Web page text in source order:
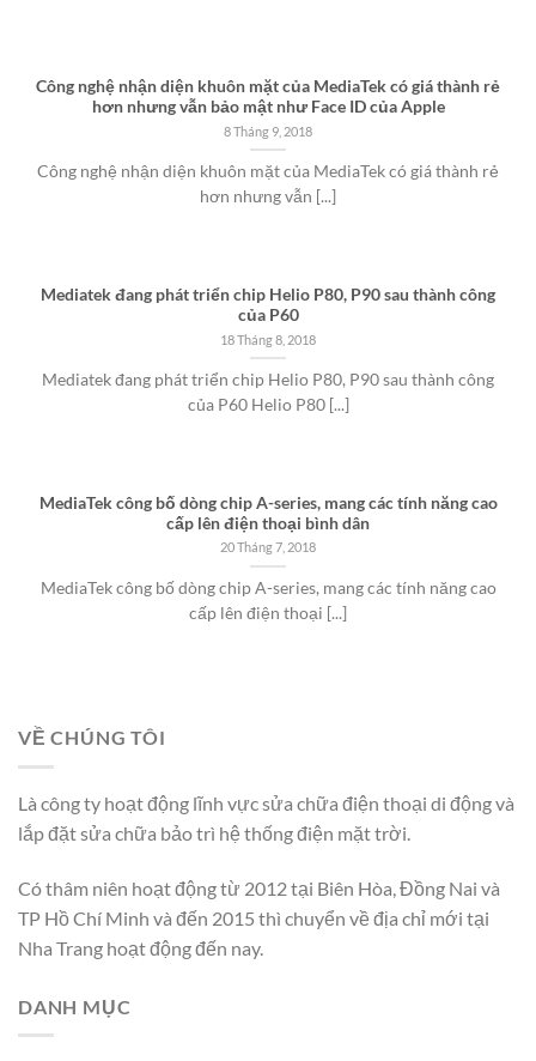
Công nghệ nhận diện khuôn mặt của MediaTek có giá thành rẻ
hơn nhưng vẫn bảo mật như Face ID của Apple
8 Tháng 9, 2018
Công nghệ nhận diện khuôn mặt của MediaTek có giá thành rẻ
hơn nhưng vẫn [...]
Mediatek đang phát triển chip Helio P80, P90 sau thành công
của P60
18 Tháng 8, 2018
Mediatek đang phát triển chip Helio P80, P90 sau thành công
của P60 Helio P80 [...]
MediaTek công bố dòng chip A-series, mang các tính năng cao
cấp lên điện thoại bình dân
20 Tháng 7, 2018
MediaTek công bố dòng chip A-series, mang các tính năng cao
cấp lên điện thoại [...]
VỀ CHÚNG TÔI
Là công ty hoạt động lĩnh vực sửa chữa điện thoại di động và
lắp đặt sửa chữa bảo trì hệ thống điện mặt trời.
Có thâm niên hoạt động từ 2012 tại Biên Hòa, Đồng Nai và
TP Hồ Chí Minh và đến 2015 thì chuyển về địa chỉ mới tại
Nha Trang hoạt động đến nay.
DANH MỤC